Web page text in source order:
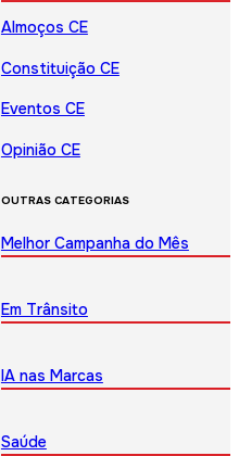
Almoços CE
Constituição CE
Eventos CE
Opinião CE
OUTRAS CATEGORIAS
Melhor Campanha do Mês
Em Trânsito
IA nas Marcas
Saúde